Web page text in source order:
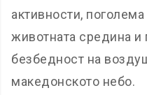
активности,
животната средина и
безбедност на
македонското небо.